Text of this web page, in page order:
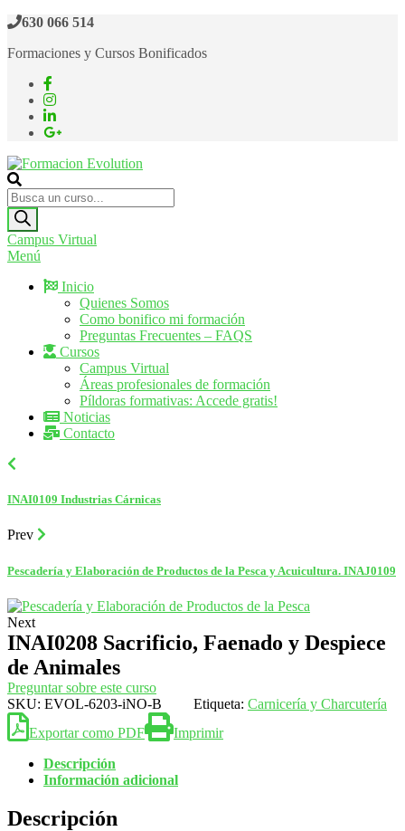
Saltar
contenido
630 066 514
Formaciones y Cursos Bonificados
Formacion Evolution
Cursos de formación continua
Búsqueda
de
productos
Campus Virtual
Menú
Inicio
Quienes Somos
Como bonifico mi formación
Preguntas Frecuentes – FAQS
Cursos
Campus Virtual
Áreas profesionales de formación
Píldoras formativas: Accede gratis!
Noticias
Contacto
INAI0109 Industrias Cárnicas
Prev
Pescadería y Elaboración de Productos de la Pesca y Acuicultura. INAJ0109
Next
INAI0208 Sacrificio, Faenado y Despiece
de Animales
Preguntar sobre este curso
SKU: EVOL-6203-iNO-B Etiqueta: Carnicería y Charcutería
Exportar como PDF
Imprimir
Descripción
Información adicional
Descripción